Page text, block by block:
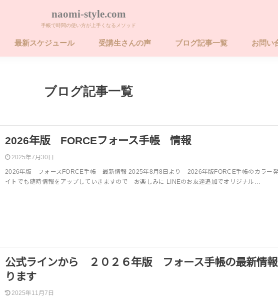
naomi-style.com
手帳で時間の使い方が上手くなるメソッド
最新スケジュール 受講生さんの声 ブログ記事一覧 お問い
ブログ記事一覧
2026年版 FORCEフォース手帳 情報
2025年7月30日
2026年版 フォースFORCE手帳 最新情報 2025年8月8日より 2026年版FORCE手帳のカラー発
イトでも随時情報をアップしていきますので お楽しみに LINEのお友達追加でオリジナル…
公式ラインから ２０２６年版 フォース手帳の最新情報
ります
2025年11月7日